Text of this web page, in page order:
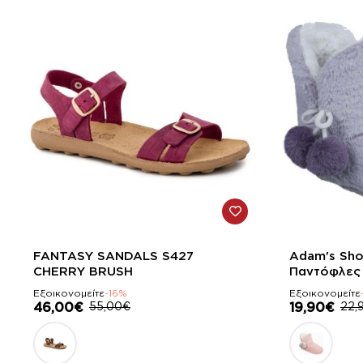
-16%
FANTASY SANDALS S427
CHERRY BRUSH
Εξοικονομείτε-16%
46,00€ 55,00€
-13%
Adam's
Παντόφλες
Εξοικονομείτε
19,90€